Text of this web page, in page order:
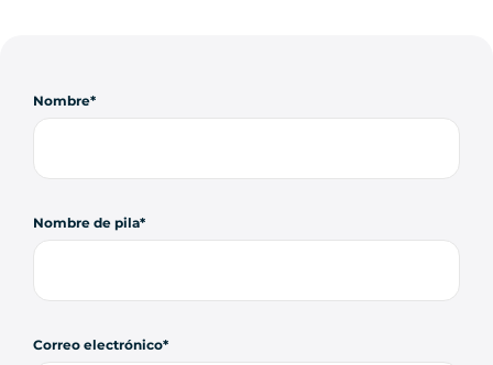
Nombre
Nombre de pila
Correo electrónico